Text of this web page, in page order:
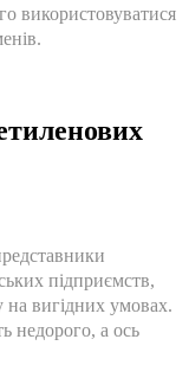
використовуватися
підприємств,
на вигідних умовах.
недорого, а ось